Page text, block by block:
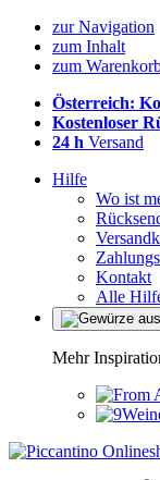
zur Navigation
zum Inhalt
zum
Österreich:
Kostenloser
24 h Versand
Hilfe
Wo ist
Kontakt
Alle
Mehr